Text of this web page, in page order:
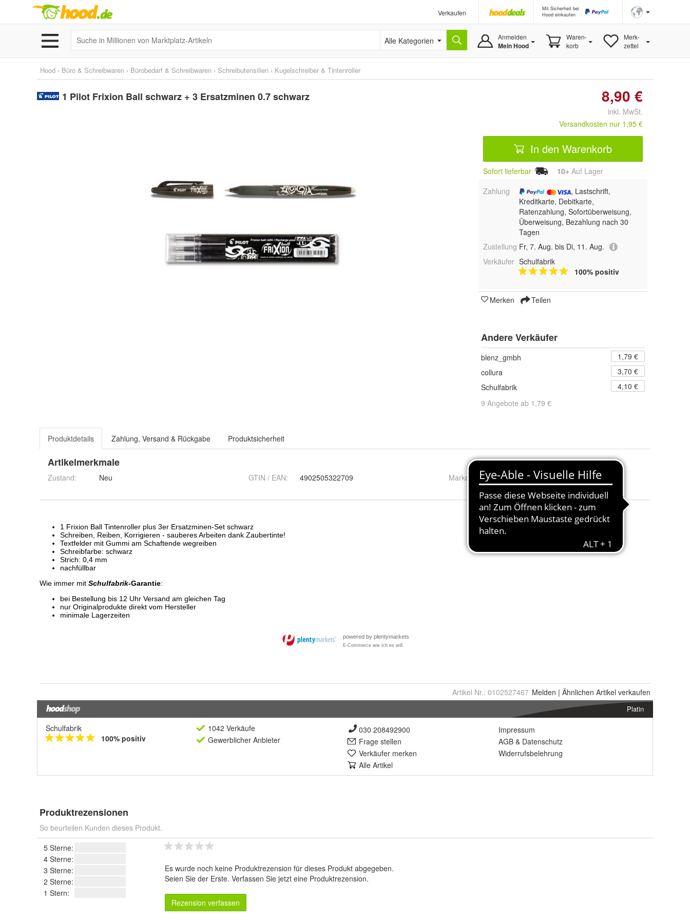
Verkaufen
Mit Sicherheit bei
Hood einkaufen
Alle Kategorien Anmelden
Mein Hood
Waren-
korb
Merk-
zettel
Hood › Büro & Schreibwaren › Bürobedarf & Schreibwaren › Schreibutensilien › Kugelschreiber & Tintenroller
1 Pilot Frixion Ball schwarz + 3 Ersatzminen 0.7 schwarz 8,90 €
inkl. MwSt.
Versandkosten nur 1,95 €
In den Warenkorb
Sofort lieferbar 10+ Auf Lager
Zahlung
, Lastschrift,
Kreditkarte, Debitkarte,
Ratenzahlung, Sofortüberweisung,
Überweisung, Bezahlung nach 30
Tagen
Zustellung Fr, 7. Aug. bis Di, 11. Aug.
Verkäufer Schulfabrik
100% positiv
Merken Teilen
Andere Verkäufer
blenz_gmbh
1,79 €
collura
3,70 €
Schulfabrik
4,10 €
9 Angebote ab 1,79 €
Produktdetails Zahlung, Versand & Rückgabe Produktsicherheit
Artikelmerkmale
Zustand: Neu GTIN / EAN: 4902505322709 Marke: Pilot Pen
Artikel Nr.: 0102527467 Melden | Ähnlichen Artikel verkaufen
Platin
Schulfabrik
100% positiv
1042 Verkäufe
Gewerblicher Anbieter
030 208492900
Frage stellen
Verkäufer merken
Alle Artikel
Impressum
AGB & Datenschutz
Widerrufsbelehrung
Produktrezensionen
So beurteilen Kunden dieses Produkt.
5 Sterne:
4 Sterne:
3 Sterne:
2 Sterne:
1 Stern:
Es wurde noch keine Produktrezension für dieses Produkt abgegeben.
Seien Sie der Erste. Verfassen Sie jetzt eine Produktrezension.
Rezension verfassen